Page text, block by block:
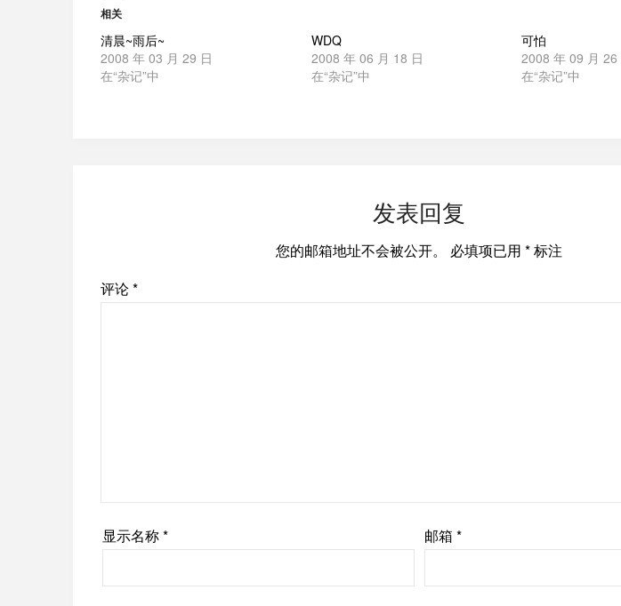
相关
清晨~雨后~
2008 年 03 月 29 日
在“杂记”中
WDQ
2008 年 06 月 18 日
在“杂记”中
可怕
2008 年 09 月 26
在“杂记”中
发表回复
您的邮箱地址不会被公开。 必填项已用*标注
评论*
显示名称* 邮箱 *